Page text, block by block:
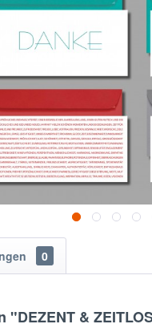
0
"DEZENT &